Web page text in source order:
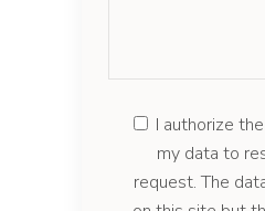
I authorize
my data to
request. The